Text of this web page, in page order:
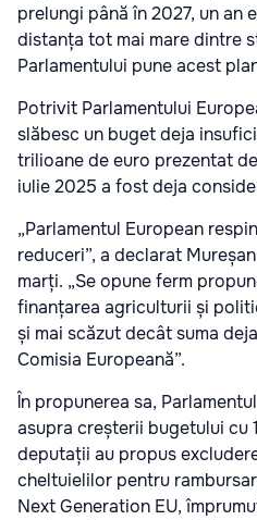
prelungi până în 2027, un an
distanța tot mai mare dintre
Parlamentului pune acest
Potrivit Parlamentului
slăbesc un buget deja
trilioane de euro prezentat
iulie 2025 a fost deja
„Parlamentul European
reduceri”, a declarat
marți. „Se opune ferm
finanțarea agriculturii și
și mai scăzut decât suma
Comisia Europeană”.
În propunerea sa,
asupra creșterii bugetului cu
deputații au propus
cheltuielilor pentru
Next Generation EU,